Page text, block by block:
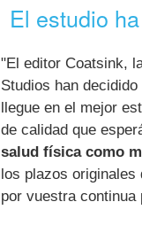
El estudio
"El editor Coatsink,
Studios han
llegue en el mejor
de calidad que
salud física como
los plazos originales
por vuestra